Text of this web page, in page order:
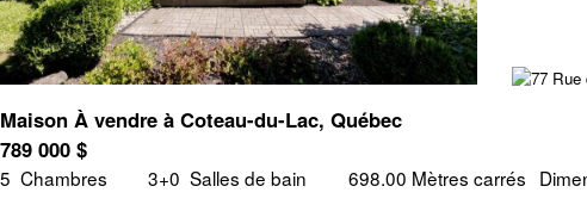
Maison À vendre à Coteau-du-Lac, Québec
789 000 $
5 Chambres 3+0 Salles de bain 698.00 Mètres carrés